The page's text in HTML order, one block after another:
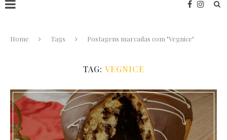
Home Tags Postagens marcadas com "Vegnice"
TAG: VEGNICE